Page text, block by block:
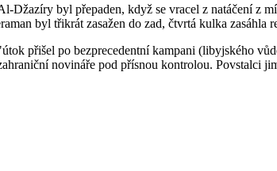
Džazíry byl přepaden, když se vracel z natáčení z
byl třikrát zasažen do zad, čtvrtá kulka
přišel po bezprecedentní kampani (libyjského
novináře pod přísnou kontrolou. Povstalci